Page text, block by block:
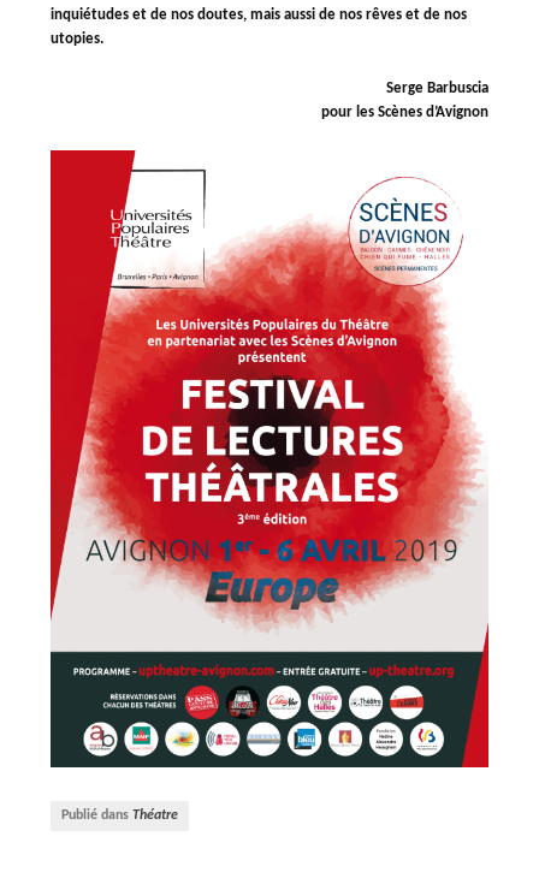
inquiétudes et de nos doutes, mais aussi de nos rêves et de nos
utopies.
Serge Barbuscia
pour les Scènes d’Avignon
Publié dansThéatre